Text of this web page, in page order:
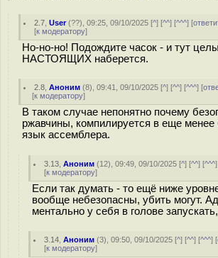
2.7 ,User(??), 09:25, 09/10/2025 [^] [^^] [^^^] [
[к модератору]
Но-но-но! Подождите часок - и тут
НАСТОЯЩИХ наберется.
2.8 ,Аноним (8), 09:41, 09/10/2025 [^] [^^] [^^^] [
[к модератору]
В таком случае непонятно почему
ржавчины, компилируется в еще
язык ассемблера.
3.13 ,Аноним (12), 09:49, 09/10/2025 [^] [^^] [^^^
[к модератору]
Если так думать - то ещё ниже
вообще небезопасны, убить могут.
ментально у себя в голове
3.14 ,Аноним (3), 09:50, 09/10/2025 [^] [^^] [^^^] [
[к модератору]